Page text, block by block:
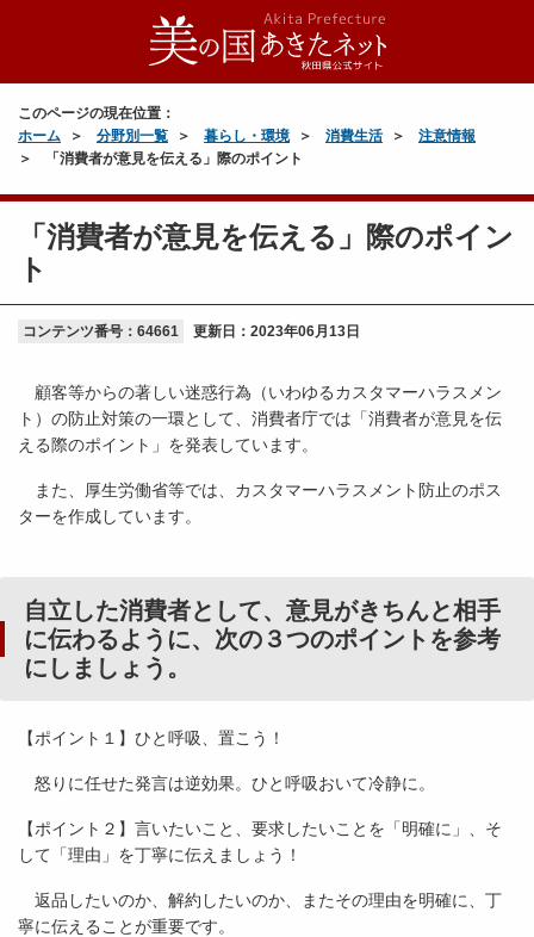
このページの現在位置：
ホーム
分野別一覧 暮らし・環境 消費生活
注意情報
「消費者が意見を伝える」際のポイント
「消費者が意見を伝える」際のポイン
ト
コンテンツ番号：64661 更新日： 2023年06月13日
顧客等からの著しい迷惑行為（いわゆるカスタマーハラスメン
ト）の防止対策の一環として、消費者庁では「消費者が意見を伝
える際のポイント」を発表しています。
また、厚生労働省等では、カスタマーハラスメント防止のポス
ターを作成しています。
自立した消費者として、意見がきちんと相手
に伝わるように、次の３つのポイントを参考
にしましょう。
【ポイント１】ひと呼吸、置こう！
怒りに任せた発言は逆効果。ひと呼吸おいて冷静に。
【ポイント２】言いたいこと、要求したいことを「明確に」、そ
して「理由」を丁寧に伝えましょう！
返品したいのか、解約したいのか、またその理由を明確に、丁
寧に伝えることが重要です。